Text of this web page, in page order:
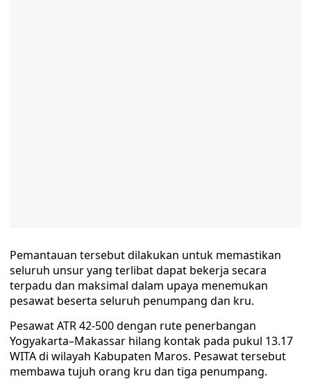
Pemantauan tersebut dilakukan untuk memastikan
seluruh unsur yang terlibat dapat bekerja secara
terpadu dan maksimal dalam upaya menemukan
pesawat beserta seluruh penumpang dan kru.
Pesawat ATR 42-500 dengan rute penerbangan
Yogyakarta–Makassar hilang kontak pada pukul 13.17
WITA di wilayah Kabupaten Maros. Pesawat tersebut
membawa tujuh orang kru dan tiga penumpang.